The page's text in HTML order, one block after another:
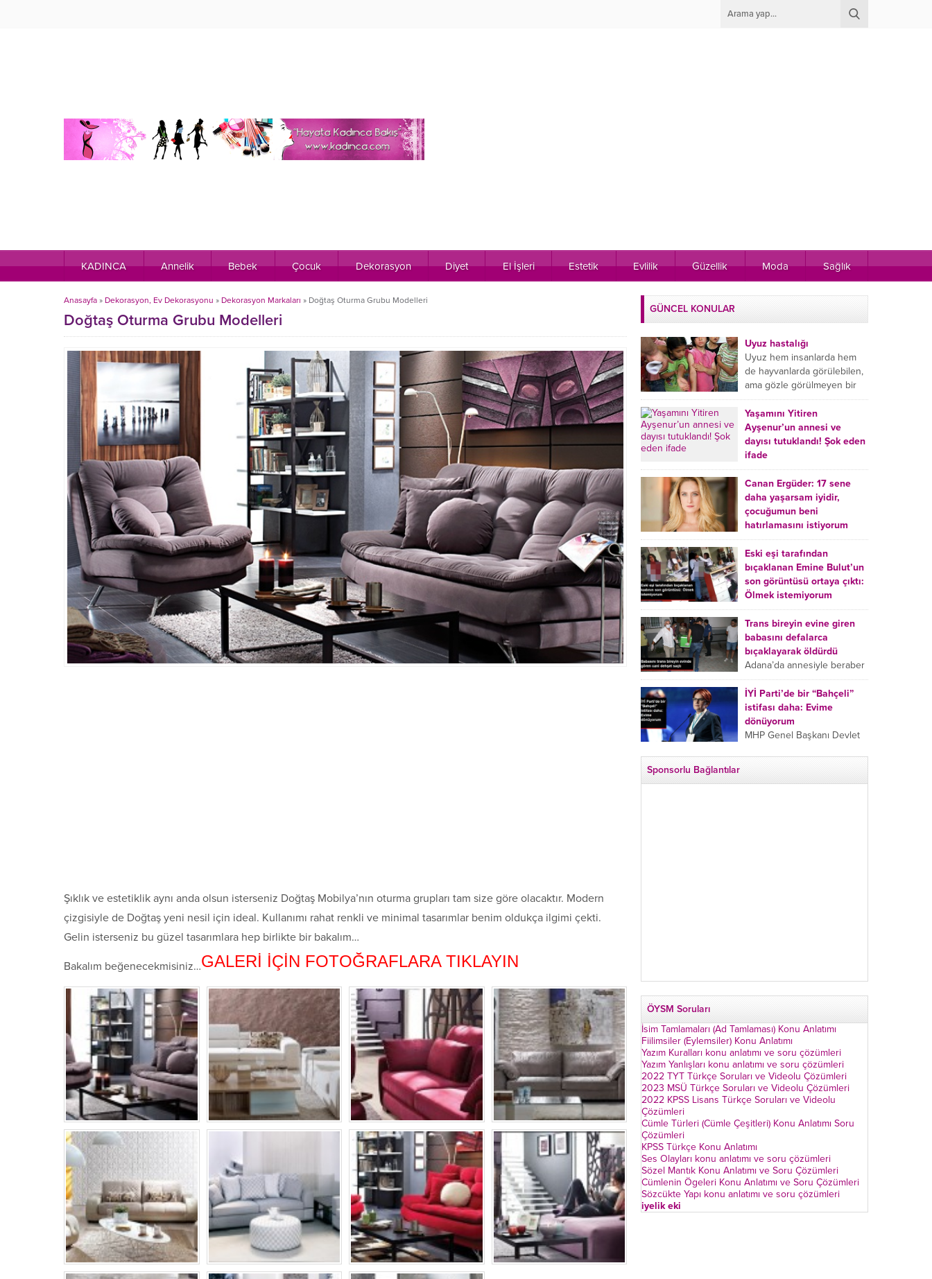
KADINCA Annelik Bebek Çocuk Dekorasyon Diyet El İşleri Estetik Evlilik Güzellik Moda Sağlık
Anasayfa » Dekorasyon, Ev Dekorasyonu » Dekorasyon Markaları » Doğtaş Oturma Grubu Modelleri
Doğtaş Oturma Grubu Modelleri
Şıklık ve estetiklik aynı anda olsun isterseniz Doğtaş Mobilya’nın oturma grupları tam size göre olacaktır. Modern
çizgisiyle de Doğtaş yeni nesil için ideal. Kullanımı rahat renkli ve minimal tasarımlar benim oldukça ilgimi çekti.
Gelin isterseniz bu güzel tasarımlara hep birlikte bir bakalım…
Bakalım beğenecekmisiniz…GALERİ İÇİN FOTOĞRAFLARA TIKLAYIN
GÜNCEL KONULAR
Uyuz hastalığı
Uyuz hem insanlarda hem
de hayvanlarda görülebilen,
ama gözle görülmeyen bir
tür mikroplu böcek
hastalığıdır. Uyuz hastalığı
(Urticaria), deride veya...
Yaşamını Yitiren
Ayşenur’un annesi ve
dayısı tutuklandı! Şok eden
ifade
Burdur’da yatağında ölü
bulunan Ayşenur Kazık’ın (2)
annesi Kader Karadeniz (23)
ile dayısı Hızır Tunç
Çetinkaya (19) tutuklandı.
Çetinkaya, ifadesinde...
Canan Ergüder: 17 sene
daha yaşarsam iyidir,
çocuğumun beni
hatırlamasını istiyorum
Kanser tedavisi gören ünlü
oyuncu Canan Ergüder,
hastalık sürecini anlattı:
Meme kanserine yakalanan
ünlü oyuncu Canan Ergüder
aklıma ilk ölümün...
Eski eşi tarafından
bıçaklanan Emine Bulut’un
son görüntüsü ortaya çıktı:
Ölmek istemiyorum
Kırıkkale’de eski eşi
tarafından boğazından
bıçaklanan Emine Bulut’un
“Ben ölmek istemiyorum”
demesi ve yanında bulunan
10 yaşındaki kızının “Anne
lütfen...
Trans bireyin evine giren
babasını defalarca
bıçaklayarak öldürdü
Adana’da annesiyle beraber
takip ettiği babasının trans
bireyin evine girdiği gören
cani, babasını vücudunun
çeşitli yerlerinden
bıçaklayarak öldürdü.
İYİ Parti’de bir “Bahçeli”
istifası daha: Evime
dönüyorum
MHP Genel Başkanı Devlet
Sponsorlu Bağlantılar
ÖYSM Soruları
İsim Tamlamaları (Ad Tamlaması) Konu Anlatımı
Fiilimsiler (Eylemsiler) Konu Anlatımı
Yazım Kuralları konu anlatımı ve soru çözümleri
Yazım Yanlışları konu anlatımı ve soru çözümleri
2022 TYT Türkçe Soruları ve Videolu Çözümleri
2023 MSÜ Türkçe Soruları ve Videolu Çözümleri
2022 KPSS Lisans Türkçe Soruları ve Videolu
Çözümleri
Cümle Türleri (Cümle Çeşitleri) Konu Anlatımı Soru
Çözümleri
KPSS Türkçe Konu Anlatımı
Ses Olayları konu anlatımı ve soru çözümleri
Sözel Mantık Konu Anlatımı ve Soru Çözümleri
Cümlenin Ögeleri Konu Anlatımı ve Soru Çözümleri
Sözcükte Yapı konu anlatımı ve soru çözümleri
iyelik eki